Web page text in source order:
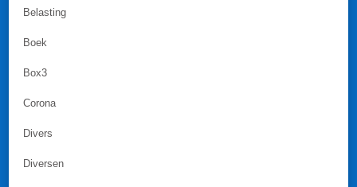
Belasting
Boek
Box3
Corona
Divers
Diversen